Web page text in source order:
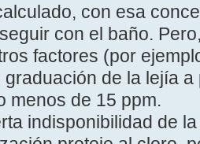
con esa
con el baño.
factores (por
de la lejía
menos de 15 ppm.
indisponibilidad de